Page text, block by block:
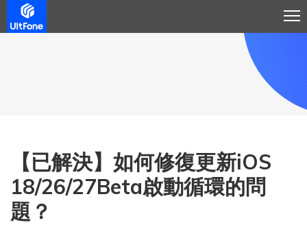
【已解決】如何修復更新iOS
18/26/27Beta啟動循環的問
題？